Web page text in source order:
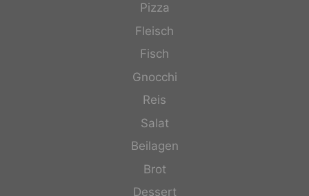
Pizza
Fleisch
Fisch
Gnocchi
Reis
Salat
Beilagen
Brot
Dessert